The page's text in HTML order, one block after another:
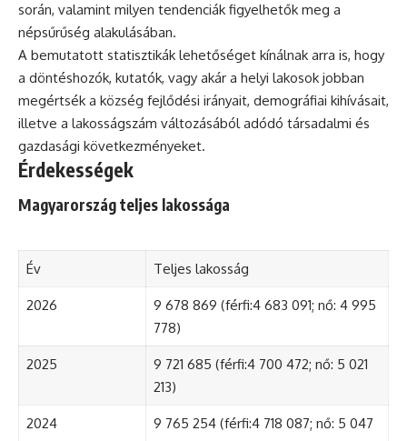
során, valamint milyen tendenciák figyelhetők meg a
népsűrűség alakulásában.
A bemutatott statisztikák lehetőséget kínálnak arra is, hogy
a döntéshozók, kutatók, vagy akár a helyi lakosok jobban
megértsék a község fejlődési irányait, demográfiai kihívásait,
illetve a lakosságszám változásából adódó társadalmi és
gazdasági következményeket.
Érdekességek
Magyarország teljes lakossága
Év Teljes lakosság
2026
9 678 869 (férfi:4 683 091; nő: 4 995
778)
2025
9 721 685 (férfi:4 700 472; nő: 5 021
213)
2024
9 765 254 (férfi:4 718 087; nő: 5 047